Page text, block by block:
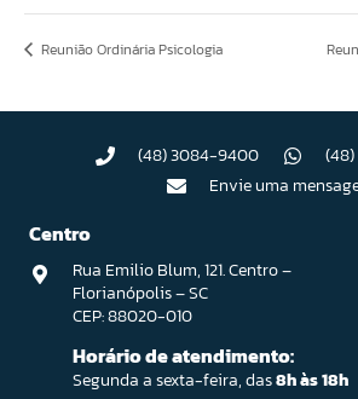
Reunião Ordinária Psicologia
(48) 3084-9400
Envie uma
Centro
Rua Emilio Blum, 121. Centro –
Florianópolis – SC
CEP: 88020-010
Horário de atendimento:
Segunda a sexta-feira, das8h às 18h